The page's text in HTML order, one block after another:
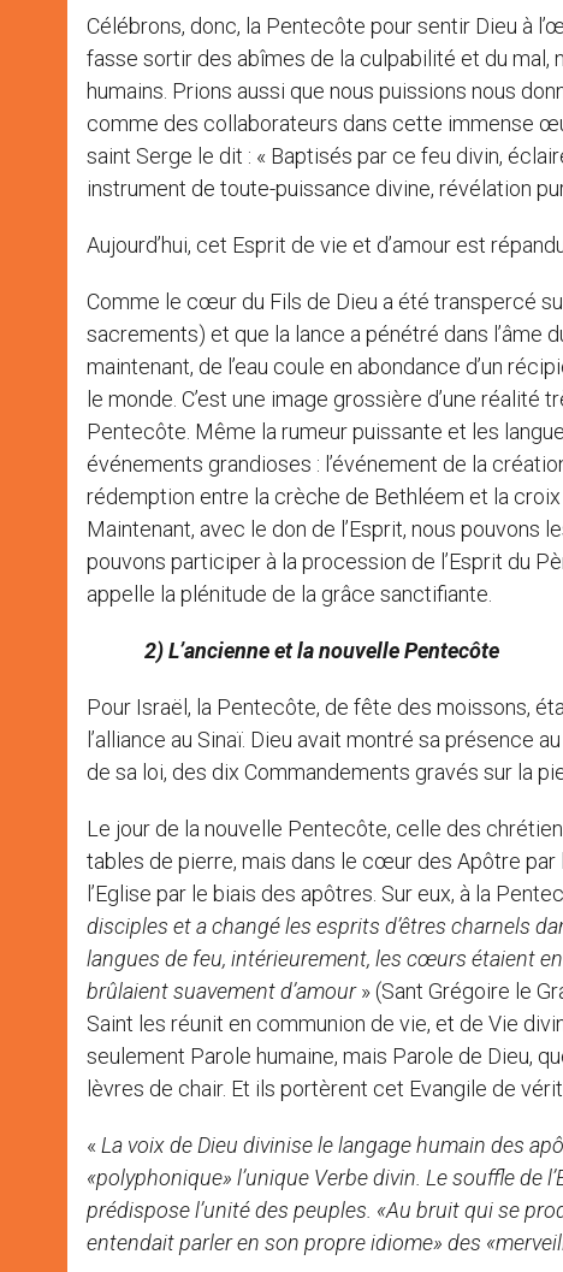
Célébrons, donc, la Pentecôte pour sentir Dieu à
fasse sortir des abîmes de la culpabilité et du
humains. Prions aussi que nous puissions nous
comme des collaborateurs dans cette immense
saint Serge le dit : « Baptisés par ce feu divin,
instrument de toute-puissance divine, révélation
Aujourd’hui, cet Esprit de vie et d’amour est
Comme le cœur du Fils de Dieu a été transpercé
sacrements) et que la lance a pénétré dans l’âme
maintenant, de l’eau coule en abondance d’un
le monde. C’est une image grossière d’une réalité
Pentecôte. Même la rumeur puissante et les
événements grandioses : l’événement de la
rédemption entre la crèche de Bethléem et la
Maintenant, avec le don de l’Esprit, nous pouvons
pouvons participer à la procession de l’Esprit du
appelle la plénitude de la grâce sanctifiante.
2) L’ancienne et la nouvelle Pentecôte
Pour Israël, la Pentecôte, de fête des moissons,
l’alliance au Sinaï. Dieu avait montré sa présence
de sa loi, des dix Commandements gravés sur la
Le jour de la nouvelle Pentecôte, celle des
tables de pierre, mais dans le cœur des Apôtre par
l’Eglise par le biais des apôtres. Sur eux, à la
disciples et a changé les esprits d’êtres charnels
langues de feu, intérieurement, les cœurs étaient
brûlaient suavement d’amour» (Sant Grégoire le
Saint les réunit en communion de vie, et de Vie
seulement Parole humaine, mais Parole de Dieu,
lèvres de chair. Et ils portèrent cet Evangile de
« La voix de Dieu divinise le langage humain des
«polyphonique» l’unique Verbe divin. Le souffle de
prédispose l’unité des peuples. «Au bruit qui se
entendait parler en son propre idiome» des